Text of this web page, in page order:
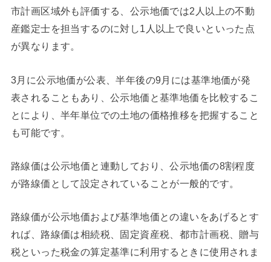
市計画区域外も評価する、公示地価では2人以上の不動
産鑑定士を担当するのに対し1人以上で良いといった点
が異なります。
3月に公示地価が公表、半年後の9月には基準地価が発
表されることもあり、公示地価と基準地価を比較するこ
とにより、半年単位での土地の価格推移を把握すること
も可能です。
路線価は公示地価と連動しており、公示地価の8割程度
が路線価として設定されていることが一般的です。
路線価が公示地価および基準地価との違いをあげるとす
れば、路線価は相続税、固定資産税、都市計画税、贈与
税といった税金の算定基準に利用するときに使用されま